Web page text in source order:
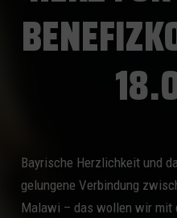
Bayrische Herzlichkeit und
gelungene Verbindung
Malawi – das wollen wir mit